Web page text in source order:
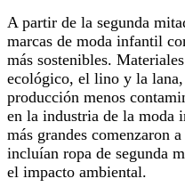
A partir de la segunda
marcas de moda infantil
más sostenibles.
ecológico, el lino y la lana,
producción menos
en la industria de la moda
más grandes comenzaron
incluían ropa de segunda
el impacto ambiental.